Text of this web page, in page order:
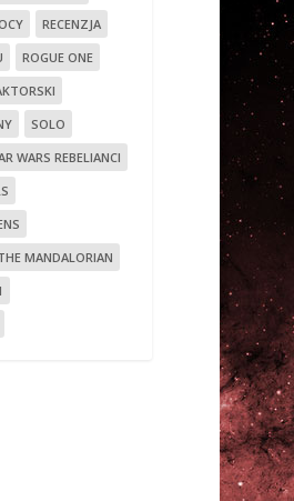
RECENZJA
ROGUE ONE
SOLO
WARS REBELIANCI
MANDALORIAN